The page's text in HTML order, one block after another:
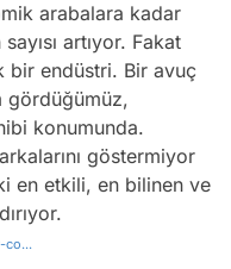
arabalara kadar
artıyor. Fakat
bir endüstri. Bir avuç
gördüğümüz,
konumunda.
göstermiyor
en etkili, en bilinen ve
co...